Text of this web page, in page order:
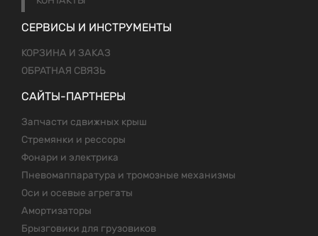
СЕРВИСЫ И ИНСТРУМЕНТЫ
КОРЗИНА И ЗАКАЗ
ОБРАТНАЯ СВЯЗЬ
САЙТЫ-ПАРТНЕРЫ
Запчасти сдвижных крыш
Стремянки и рессоры
Фонари и электрика
Пневомаппаратура и тромозные механизмы
Оси и осевые агрегаты
Амортизаторы
Брызговики для грузовиков